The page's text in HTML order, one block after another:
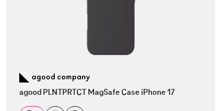
agood PLNTPRTCT MagSafe Case iPhone 17